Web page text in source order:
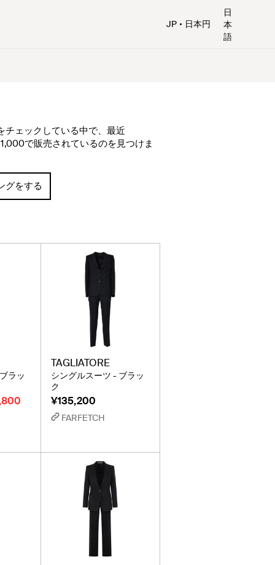
JP 日本円
日
本
語
ェックしている中で、最近
で販売されているのを見つけま
グをする
ラッ
TAGLIATORE
シングルスーツ - ブラッ
ク
¥135,200
FARFETCH